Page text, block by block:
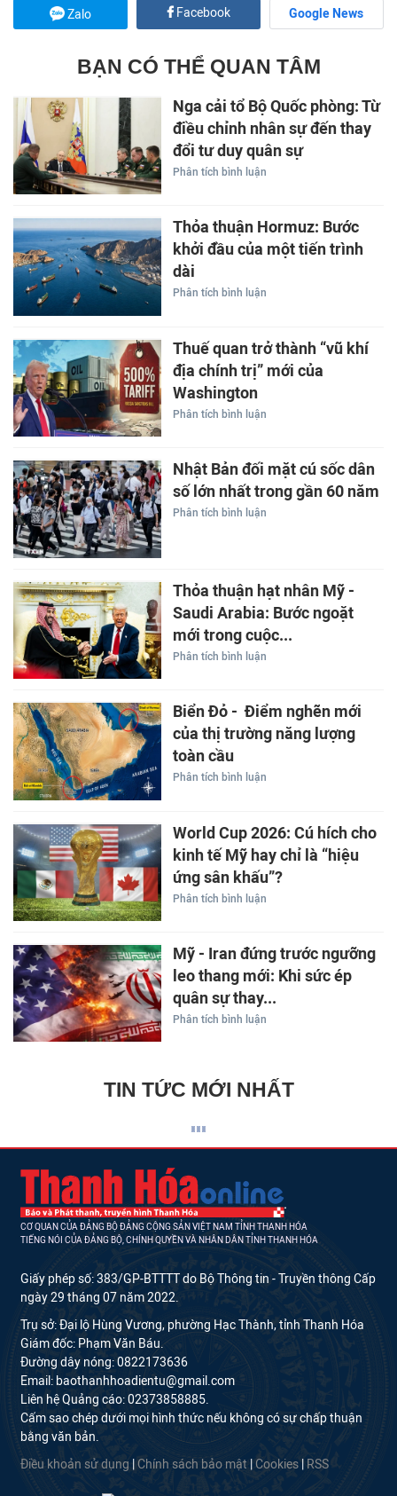
Zalo Facebook Google News
BẠN CÓ THỂ QUAN TÂM
Nga cải tổ Bộ Quốc phòng: Từ
điều chỉnh nhân sự đến thay
đổi tư duy quân sự
Phân tích bình luận
Thỏa thuận Hormuz: Bước
khởi đầu của một tiến trình
dài
Phân tích bình luận
Thuế quan trở thành “vũ khí
địa chính trị” mới của
Washington
Phân tích bình luận
Nhật Bản đối mặt cú sốc dân
số lớn nhất trong gần 60 năm
Phân tích bình luận
Thỏa thuận hạt nhân Mỹ -
Saudi Arabia: Bước ngoặt
mới trong cuộc...
Phân tích bình luận
Biển Đỏ - Điểm nghẽn mới
của thị trường năng lượng
toàn cầu
Phân tích bình luận
World Cup 2026: Cú hích cho
kinh tế Mỹ hay chỉ là “hiệu
ứng sân khấu”?
Phân tích bình luận
Mỹ - Iran đứng trước ngưỡng
leo thang mới: Khi sức ép
quân sự thay...
Phân tích bình luận
TIN TỨC MỚI NHẤT
CƠ QUAN CỦA ĐẢNG BỘ ĐẢNG CỘNG SẢN VIỆT NAM TỈNH THANH HÓA
TIẾNG NÓI CỦA ĐẢNG BỘ, CHÍNH QUYỀN VÀ NHÂN DÂN TỈNH THANH HÓA
Giấy phép số: 383/GP-BTTTT do Bộ Thông tin - Truyền thông Cấp
ngày 29 tháng 07 năm 2022.
Trụ sở: Đại lộ Hùng Vương, phường Hạc Thành, tỉnh Thanh Hóa
Giám đốc: Phạm Văn Báu.
Đường dây nóng: 0822173636
Email: baothanhhoadientu@gmail.com
Liên hệ Quảng cáo: 02373858885.
Cấm sao chép dưới mọi hình thức nếu không có sự chấp thuận
bằng văn bản.
Điều khoản sử dụng Chính sách bảo mật Cookies RSS